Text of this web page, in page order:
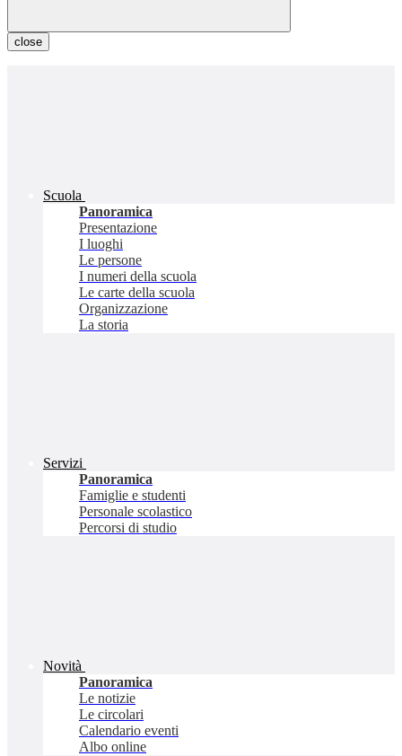
close
Scuola
Panoramica
Presentazione
I luoghi
Le persone
I numeri della scuola
Le carte della scuola
Organizzazione
La storia
Servizi
Panoramica
Famiglie e studenti
Personale scolastico
Percorsi di studio
Novità
Panoramica
Le notizie
Le circolari
Calendario eventi
Albo online